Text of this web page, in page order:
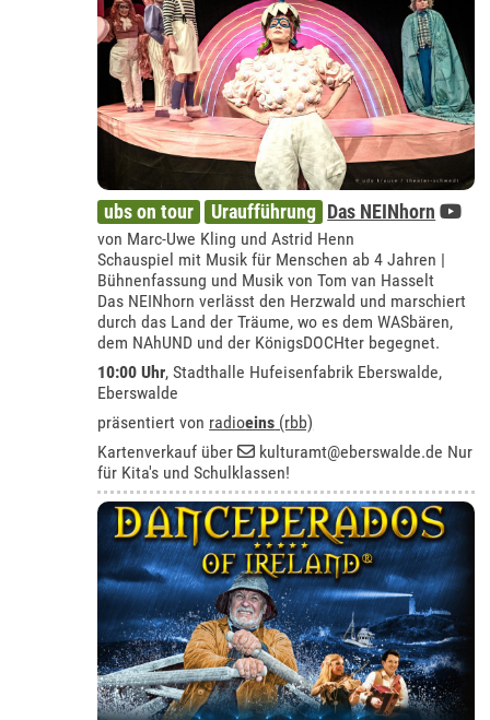
ubs on tour Uraufführung Das NEINhorn
von Marc-Uwe Kling und Astrid Henn
Schauspiel mit Musik für Menschen ab 4 Jahren |
Bühnenfassung und Musik von Tom van Hasselt
Das NEINhorn verlässt den Herzwald und marschiert
durch das Land der Träume, wo es dem WASbären,
dem NAhUND und der KönigsDOCHter begegnet.
10:00 Uhr, Stadthalle Hufeisenfabrik Eberswalde,
Eberswalde
präsentiert von radioeins (rbb)
Kartenverkauf über
kulturamt@eberswalde.de Nur
für Kita's und Schulklassen!